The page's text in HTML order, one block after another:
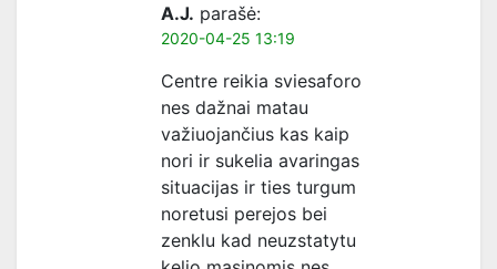
A.J. parašė:
2020-04-25 13:19
Centre reikia sviesaforo
nes dažnai matau
važiuojančius kas kaip
nori ir sukelia avaringas
situacijas ir ties turgum
noretusi perejos bei
zenklu kad neuzstatytu